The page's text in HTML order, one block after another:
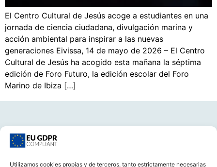
Utilizamos cookies propias y de terceros, tanto estrictamente necesarias
El Centro Cultural de Jesús acoge a estudiantes en una
jornada de ciencia ciudadana, divulgación marina y
acción ambiental para inspirar a las nuevas
generaciones Eivissa, 14 de mayo de 2026 – El Centro
Cultural de Jesús ha acogido esta mañana la séptima
edición de Foro Futuro, la edición escolar del Foro
Marino de Ibiza […]